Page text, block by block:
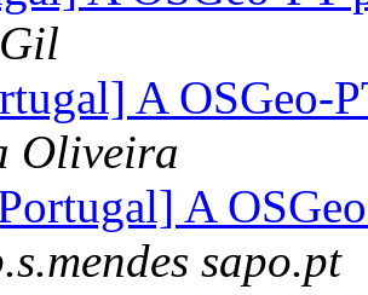
A OSGeo-
Oliveira
A
sapo.pt